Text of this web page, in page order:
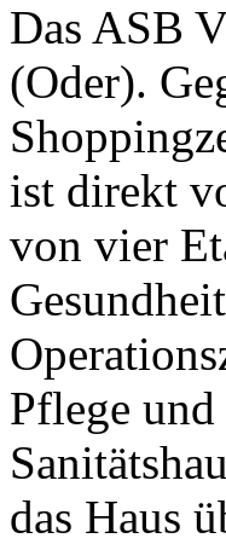
Das ASB
(Oder).
ist direkt
von vier
Pflege
das Haus